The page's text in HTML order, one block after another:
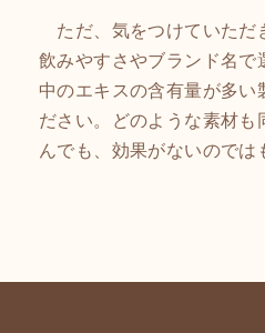
ただ、気をつけていただ
飲みやすさやブランド名で
中のエキスの含有量が多い
ださい。どのような素材も
んでも、効果がないのでは